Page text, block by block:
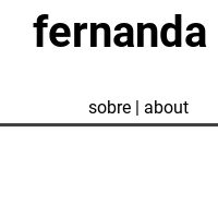
fernanda
sobre | about